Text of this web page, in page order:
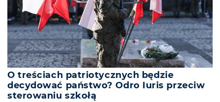
O treściach patriotycznych będzie
decydować państwo? Odro Iuris przeciw
sterowaniu szkołą